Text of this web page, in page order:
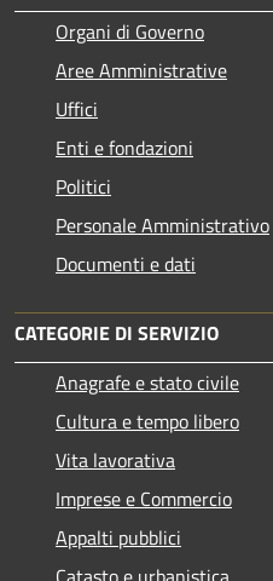
Organi di Governo
Aree Amministrative
Uffici
Enti e fondazioni
Politici
Personale Amministrativo
Documenti e dati
CATEGORIE DI SERVIZIO
Anagrafe e stato civile
Cultura e tempo libero
Vita lavorativa
Imprese e Commercio
Appalti pubblici